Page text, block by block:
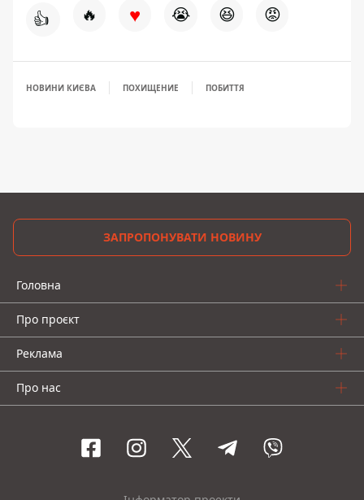
👍 🔥 ♥ 😭 😆 😡
НОВИНИ КИЄВА ПОХИЩЕНИЕ ПОБИТТЯ
ЗАПРОПОНУВАТИ НОВИНУ
Головна
Про проєкт
Реклама
Про нас